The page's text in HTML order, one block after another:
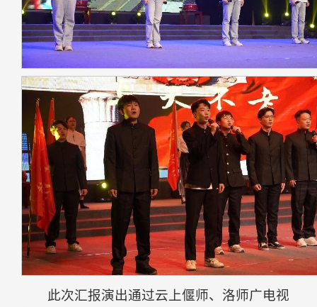
此次汇报演出通过云上偃师、洛师广电视